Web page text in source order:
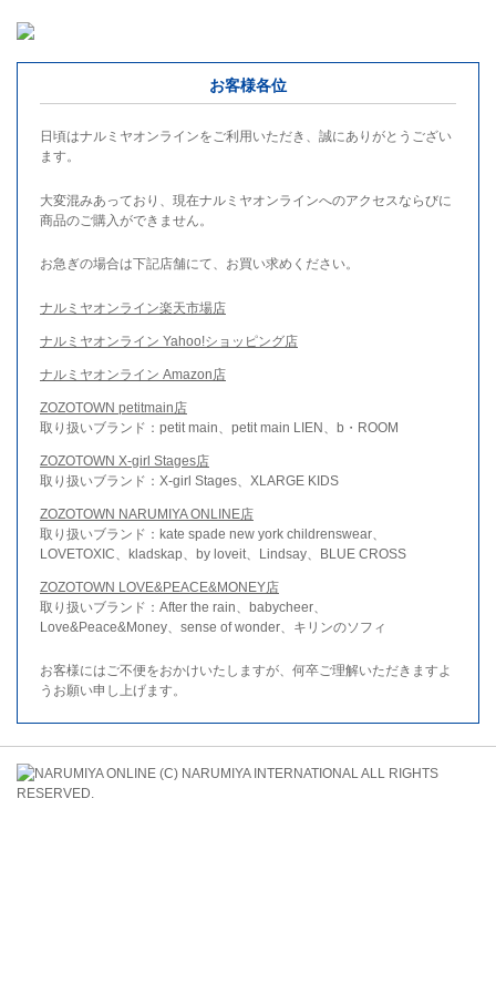
お客様各位
日頃はナルミヤオンラインをご利用いただき、誠にありがとうござい
ます。
大変混みあっており、現在ナルミヤオンラインへのアクセスならびに
商品のご購入ができません。
お急ぎの場合は下記店舗にて、お買い求めください。
ナルミヤオンライン楽天市場店
ナルミヤオンライン Yahoo!ショッピング店
ナルミヤオンライン Amazon店
ZOZOTOWN petitmain店
取り扱いブランド：petit main、petit main LIEN、b・ROOM
ZOZOTOWN X-girl Stages店
取り扱いブランド：X-girl Stages、XLARGE KIDS
ZOZOTOWN NARUMIYA ONLINE店
取り扱いブランド：kate spade new york childrenswear、
LOVETOXIC、kladskap、by loveit、Lindsay、BLUE CROSS
ZOZOTOWN LOVE&PEACE&MONEY店
取り扱いブランド：After the rain、babycheer、
Love&Peace&Money、sense of wonder、キリンのソフィ
お客様にはご不便をおかけいたしますが、何卒ご理解いただきますよ
うお願い申し上げます。